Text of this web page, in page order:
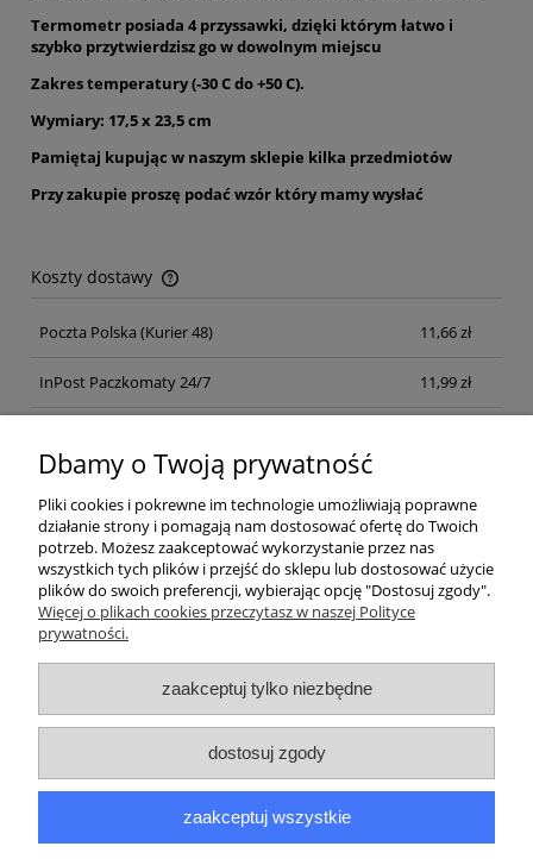
Termometr posiada 4 przyssawki, dzięki którym łatwo i
szybko przytwierdzisz go w dowolnym miejscu
Zakres temperatury (-30 C do +50 C).
Wymiary: 17,5 x 23,5 cm
Pamiętaj kupując w naszym sklepie kilka przedmiotów
Przy zakupie proszę podać wzór który mamy wysłać
Koszty dostawy
Cena nie zawiera ewentualnych kosztów płatności
Poczta Polska (Kurier 48) 11,66 zł
InPost Paczkomaty 24/7 11,99 zł
Pomoc
Moje konto
Płatności i dostawa
Informacje
O nas
Dbamy o Twoją prywatność
Pliki cookies i pokrewne im technologie umożliwiają poprawne
działanie strony i pomagają nam dostosować ofertę do Twoich
potrzeb. Możesz zaakceptować wykorzystanie przez nas
wszystkich tych plików i przejść do sklepu lub dostosować użycie
plików do swoich preferencji, wybierając opcję "Dostosuj zgody".
Więcej o plikach cookies przeczytasz w naszej Polityce
prywatności.
zaakceptuj tylko niezbędne
dostosuj zgody
zaakceptuj wszystkie